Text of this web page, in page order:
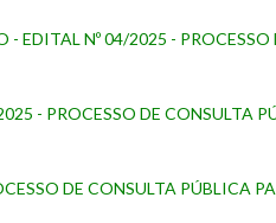
- EDITAL Nº 04/2025 - PROCESSO
- PROCESSO DE CONSULTA
DE CONSULTA PÚBLICA